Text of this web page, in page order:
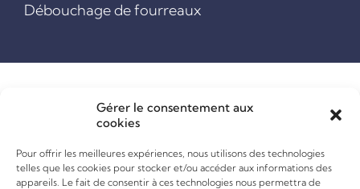
Gérer le consentement aux
cookies
Pour offrir les meilleures expériences, nous utilisons des technologies
telles que les cookies pour stocker et/ou accéder aux informations des
appareils. Le fait de consentir à ces technologies nous permettra de
Débouchage de fourreaux